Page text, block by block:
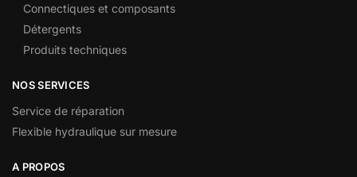
Connectiques et composants
Détergents
Produits techniques
NOS SERVICES
Service de réparation
Flexible hydraulique sur mesure
A PROPOS